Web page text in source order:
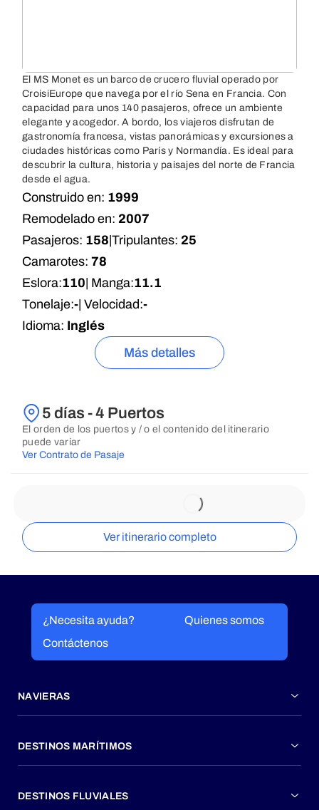
El MS Monet es un barco de crucero fluvial operado por
CroisiEurope que navega por el río Sena en Francia. Con
capacidad para unos 140 pasajeros, ofrece un ambiente
elegante y acogedor. A bordo, los viajeros disfrutan de
gastronomía francesa, vistas panorámicas y excursiones a
ciudades históricas como París y Normandía. Es ideal para
descubrir la cultura, historia y paisajes del norte de Francia
desde el agua.
Construido en: 1999
Remodelado en: 2007
Pasajeros: 158 Tripulantes: 25
Camarotes: 78
Eslora:110 | Manga:11.1
Tonelaje:- | Velocidad:-
Idioma: Inglés
Más detalles
5 días - 4 Puertos
El orden de los puertos y / o el contenido del itinerario
puede variar
Ver Contrato de Pasaje
Ver itinerario completo
¿Necesita ayuda?
Quienes somos
Contáctenos
NAVIERAS
DESTINOS MARÍTIMOS
DESTINOS FLUVIALES